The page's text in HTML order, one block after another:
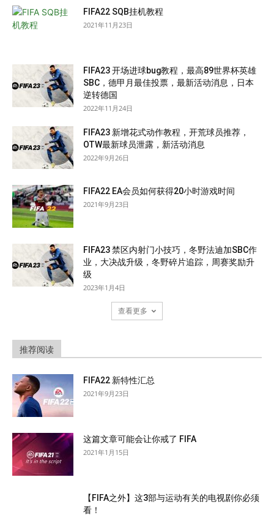
FIFA22 SQB挂机教程
2021年11月23日
FIFA23 开场进球bug教程，最高89世界杯英雄
SBC，德甲月最佳投票，最新活动消息，日本
逆转德国
2022年11月24日
FIFA23 新增花式动作教程，开荒球员推荐，
OTW最新球员泄露，新活动消息
2022年9月26日
FIFA22 EA会员如何获得20小时游戏时间
2021年9月23日
FIFA23 禁区内射门小技巧，冬野法迪加SBC作
业，大决战升级，冬野碎片追踪，周赛奖励升
级
2023年1月4日
查看更多
推荐阅读
FIFA22 新特性汇总
2021年9月23日
这篇文章可能会让你戒了 FIFA
2021年1月15日
【FIFA之外】这3部与运动有关的电视剧你必须
看！